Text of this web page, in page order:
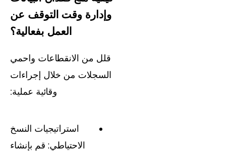
وإدارة وقت التوقف عن
العمل بفعالية؟
قلل من الانقطاعات واحمي
السجلات من خلال إجراءات
وقائية عملية:
استراتيجيات النسخ
الاحتياطي: قم بإنشاء